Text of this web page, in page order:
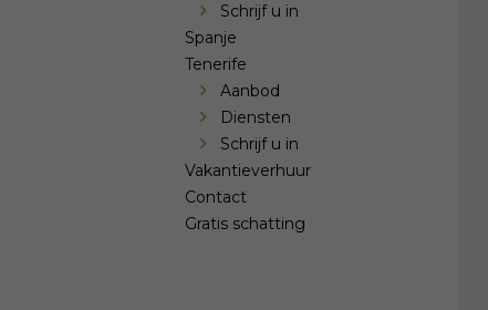
Schrijf u in
Spanje
Tenerife
Aanbod
Diensten
Schrijf u in
Vakantieverhuur
Contact
Gratis schatting